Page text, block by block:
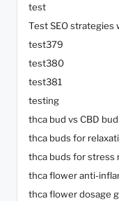
test
Test SEO
test379
test380
test381
testing
thca bud vs CBD bud
thca buds for
thca buds for stress
thca flower anti-
thca flower dosage